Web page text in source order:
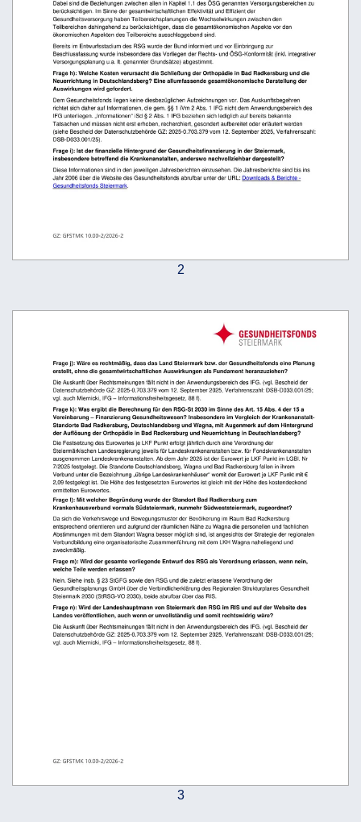
GZ: GFSTMK 10.00-2/2026-2
Dabei sind die Beziehungen zwischen allen in Kapitel 1.1 des ÖSG genannten Versorgungsbereichen zu
berücksichtigen. Im Sinne der gesamtwirtschaftlichen Effektivität und Effizient der
Gesundheitsversorgung haben Teilbereichsplanungen die Wechselwirkungen zwischen den
Teilbereichen dahingehend zu berücksichtigen, dass die gesamtökonomischen Aspekte vor den
ökonomischen Aspekten des Teilbereichs ausschlaggebend sind.
Bereits im Entwurfsstadium des RSG wurde der Bund informiert und vor Einbringung zur
Beschlussfassung wurde insbesondere das Vorliegen der Rechts- und ÖSG-Konformität (inkl. integrativer
Versorgungsplanung u.a. lt. genannter Grundsätze) abgestimmt.
Frage h): Welche Kosten verursacht die Schließung der Orthopädie in Bad Radkersburg und die
Neuerrichtung in Deutschlandsberg? Eine allumfassende gesamtökonomische Darstellung der
Auswirkungen wird gefordert.
Dem Gesundheitsfonds liegen keine diesbezüglichen Aufzeichnungen vor. Das Auskunftsbegehren
richtet sich daher auf Informationen, die gem. §§ 1 iVm 2 Abs. 1 IFG nicht dem Anwendungsbereich des
IFG unterliegen. „Informationen“
iSd § 2 Abs. 1 IFG beziehen sich lediglich auf bereits bekannte
Tatsachen und müssen nicht erst erhoben, recherchiert, gesondert aufbereitet oder erläutert werden
(siehe Bescheid der Datenschutzbehörde GZ: 2025-0.703.379 vom 12. September 2025, Verfahrenszahl:
DSB-D033.001/25).
Frage i): Ist der finanzielle Hintergrund der Gesundheitsfinanzierung in der Steiermark,
insbesondere betreffend die Krankenanstalten, anderswo nachvollziehbar dargestellt?
Diese Informationen sind in den jeweiligen Jahresberichten einzusehen. Die Jahresberichte sind bis ins
Jahr 2006 über die Website des Gesundheitsfonds abrufbar unter der URL: Downloads & Berichte -
Gesundheitsfonds Steiermark.
2
GZ: GFSTMK 10.00-2/2026-2
Frage j): Wäre es rechtmäßig, dass das Land Steiermark bzw. der Gesundheitsfonds eine Planung
erstellt, ohne die gesamtwirtschaftlichen Auswirkungen als Fundament heranzuziehen?
Die Auskunft über Rechtsmeinungen fällt nicht in den Anwendungsbereich des IFG. (vgl. Bescheid der
Datenschutzbehörde GZ: 2025-0.703.379 vom 12. September 2025, Verfahrenszahl: DSB-D033.001/25;
vgl. auch Miernicki, IFG – Informationsfreiheitsgesetz, 88 f).
Frage k): Was ergibt die Berechnung für den RSG-St 2030 im Sinne des Art. 15 Abs. 4 der 15 a
Vereinbarung – Finanzierung Gesundheitswesen? Insbesondere im Vergleich der Krankenanstalt-
Standorte Bad Radkersburg, Deutschlandsberg und Wagna, mit Augenmerk auf dem Hintergrund
der Auflösung der Orthopädie in Bad Radkersburg und Neuerrichtung in Deutschlandsberg?
Die Festsetzung des Eurowertes je LKF Punkt erfolgt jährlich durch eine Verordnung der
Steiermärkischen Landesregierung jeweils für Landeskrankenanstalten bzw. für Fondskrankenanstalten
ausgenommen Landeskrankenanstalten. Ab dem Jahr 2025 ist der Eurowert je LKF Punkt im LGBl. Nr
7/2025 festgelegt. Die Standorte Deutschlandsberg, Wagna und Bad Radkersburg fallen in ihrem
Verbund unter die Bezeichnung „übrige Landeskrankenhäuser“ womit der Eurowert je LKF Punkt mit €
2,09 festgelegt ist. Die Höhe des festgesetzten Eurowertes ist gleich mit der Höhe des kostendeckend
ermittelten Eurowertes.
Frage l): Mit welcher Begründung wurde der Standort Bad Radkersburg zum
Krankenhausverbund vormals Südsteiermark, nunmehr Südweststeiermark, zugeordnet?
Da sich die Verkehrswege und Bewegungsmuster der Bevölkerung im Raum Bad Radkersburg
entsprechend orientieren und aufgrund der räumlichen Nähe zu Wagna die personellen und fachlichen
Abstimmungen mit dem Standort Wagna besser möglich sind, ist angesichts der Strategie der regionalen
Verbundbildung eine organisatorische Zusammenführung mit dem LKH Wagna naheliegend und
zweckmäßig.
Frage m): Wird der gesamte vorliegende Entwurf des RSG als Verordnung erlassen, wenn nein,
welche Teile werden erlassen?
Nein. Siehe insb. § 23 StGFG sowie den RSG und die zuletzt erlassene Verordnung der
Gesundheitsplanungs GmbH über die Verbindlicherklärung des Regionalen Strukturplanes Gesundheit
Steiermark 2030 (StRSG-VO 2030), beide abrufbar über das RIS.
Frage n): Wird der Landeshauptmann von Steiermark den RSG im RIS und auf der Website des
Landes veröffentlichen, auch wenn er unvollständig und somit rechtswidrig wäre?
Die Auskunft über Rechtsmeinungen fällt nicht in den Anwendungsbereich des IFG. (vgl. Bescheid der
Datenschutzbehörde GZ: 2025-0.703.379 vom 12. September 2025, Verfahrenszahl: DSB-D033.001/25;
vgl. auch Miernicki, IFG – Informationsfreiheitsgesetz, 88 f).
3